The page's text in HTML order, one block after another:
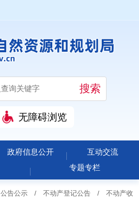
无障碍浏览
政府信息公开
互动交流
专题专栏
公告公示 / 不动产登记公告 /
不动产收